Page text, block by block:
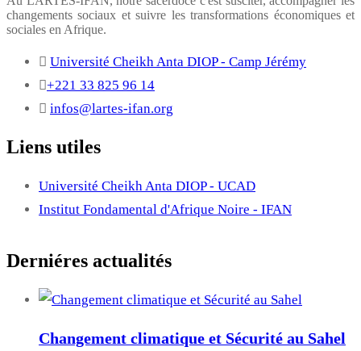
changements sociaux et suivre les transformations économiques et
sociales en Afrique.
Université Cheikh Anta DIOP - Camp Jérémy
+221 33 825 96 14
infos@lartes-ifan.org
Liens utiles
Université Cheikh Anta DIOP - UCAD
Institut Fondamental d'Afrique Noire - IFAN
Derniéres actualités
Changement climatique et Sécurité au Sahel